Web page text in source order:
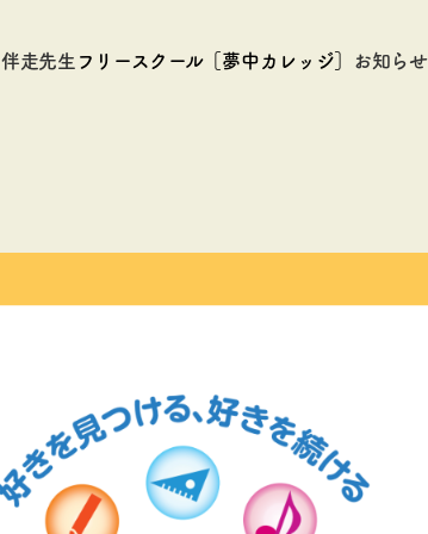
伴走先生 フリースクール［夢中カレッジ］ お知らせ